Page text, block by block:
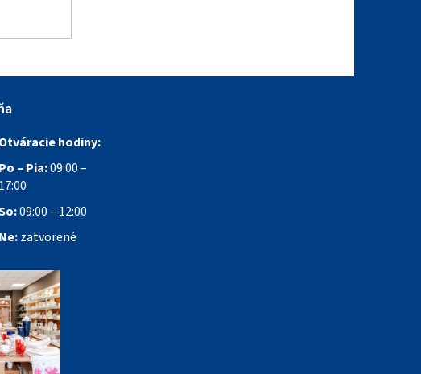
Otváracie hodiny:
Po – Pia:09:00 –
17:00
09:00 – 12:00
Ne:zatvorené